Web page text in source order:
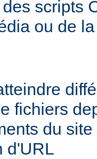
scripts
ou de
fichiers
du
d'URL